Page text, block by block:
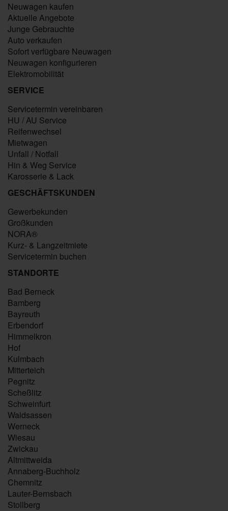
Neuwagen kaufen
Aktuelle Angebote
Junge Gebrauchte
Auto verkaufen
Sofort verfügbare Neuwagen
Neuwagen konfigurieren
Elektromobilität
SERVICE
Servicetermin vereinbaren
HU / AU Service
Reifenwechsel
Mietwagen
Unfall / Notfall
Hin & Weg Service
Karosserie & Lack
GESCHÄFTSKUNDEN
Gewerbekunden
Großkunden
NORA®
Kurz- & Langzeitmiete
Servicetermin buchen
STANDORTE
Bad Berneck
Bamberg
Bayreuth
Erbendorf
Himmelkron
Hof
Kulmbach
Mitterteich
Pegnitz
Scheßlitz
Schweinfurt
Waldsassen
Werneck
Wiesau
Zwickau
Altmittweida
Annaberg-Buchholz
Chemnitz
Lauter-Bernsbach
Stollberg